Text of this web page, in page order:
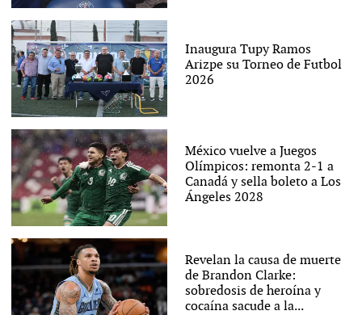
Inaugura Tupy Ramos
Arizpe su Torneo de Futbol
2026
México vuelve a Juegos
Olímpicos: remonta 2-1 a
Canadá y sella boleto a Los
Ángeles 2028
Revelan la causa de muerte
de Brandon Clarke:
sobredosis de heroína y
cocaína sacude a la...